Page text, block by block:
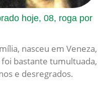
hoje, 08, roga por
nasceu em Veneza,
bastante tumultuada,
e desregrados.